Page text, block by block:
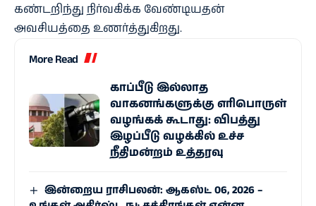
கண்டறிந்து நிர்வகிக்க வேண்டியதன்
அவசியத்தை உணர்த்துகிறது.
More Read
காப்பீடு இல்லாத
வாகனங்களுக்கு எரிபொருள்
வழங்கக் கூடாது: விபத்து
இழப்பீடு வழக்கில் உச்ச
நீதிமன்றம் உத்தரவு
இன்றைய ராசிபலன்: ஆகஸ்ட் 06, 2026 –